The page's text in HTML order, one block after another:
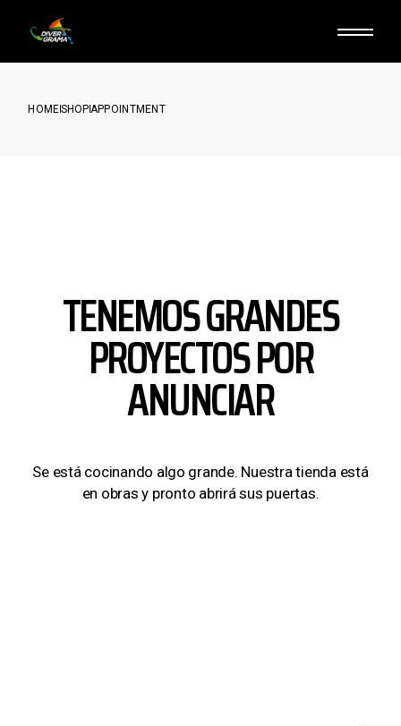
HOMESHOPAPPOINTMENT
TENEMOS GRANDES
PROYECTOS POR
ANUNCIAR
Se está cocinando algo grande. Nuestra tienda está
en obras y pronto abrirá sus puertas.